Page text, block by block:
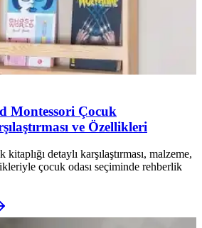
Montessori Çocuk
ve Özellikleri
detaylı karşılaştırması, malzeme,
çocuk odası seçiminde rehberlik